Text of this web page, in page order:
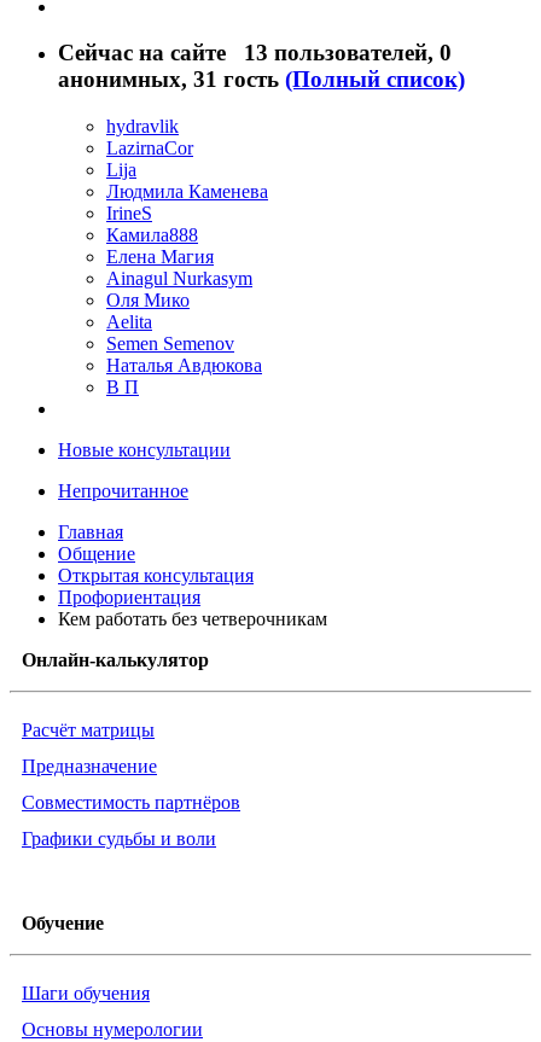
Сейчас на сайте 13 пользователей, 0
анонимных, 31 гость (Полный список)
hydravlik
LazirnaCor
Lija
Людмила Каменева
IrineS
Камила888
Елена Магия
Ainagul Nurkasym
Оля Мико
Aelita
Semen Semenov
Наталья Авдюкова
В П
Новые консультации
Непрочитанное
Главная
Общение
Открытая консультация
Профориентация
Кем работать без четверочникам
Онлайн-калькулятор
Расчёт матрицы
Предназначение
Совместимость партнёров
Графики судьбы и воли
Обучение
Шаги обучения
Основы нумерологии